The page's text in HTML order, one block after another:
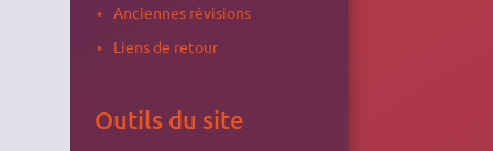
Anciennes révisions
Liens de retour
Outils du site